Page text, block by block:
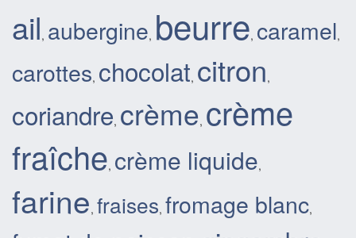
ail, aubergine, beurre, caramel,
carottes, chocolat, citron,
coriandre, crème, crème
fraîche, crème liquide,
farine, fraises, fromage blanc,